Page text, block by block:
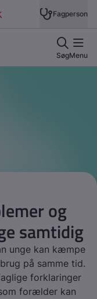
og
samtidig
unge kan kæmpe
på samme tid.
forklaringer
forælder kan